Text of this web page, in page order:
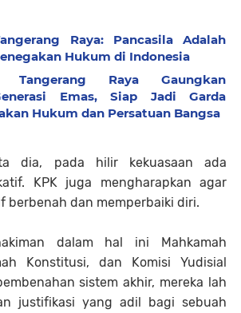
Raya: Pancasila Adalah
Hukum di Indonesia
Tangerang Raya Gaungkan
Emas, Siap Jadi Garda
Hukum dan Persatuan Bangsa
dia, pada hilir kekuasaan ada
KPK juga mengharapkan agar
berbenah dan memperbaiki diri.
dalam hal ini Mahkamah
Konstitusi, dan Komisi Yudisial
sistem akhir, mereka lah
justifikasi yang adil bagi sebuah